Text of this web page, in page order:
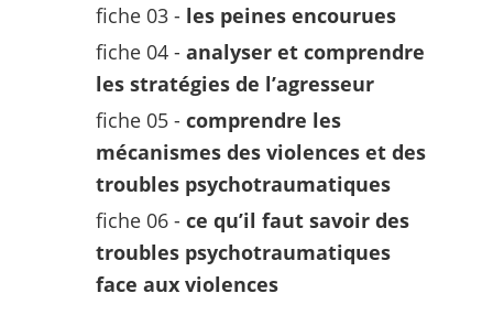
fiche 03 - les peines encourues
fiche 04 - analyser et comprendre
les stratégies de l’agresseur
fiche 05 - comprendre les
mécanismes des violences et des
troubles psychotraumatiques
fiche 06 - ce qu’il faut savoir des
troubles psychotraumatiques
face aux violences